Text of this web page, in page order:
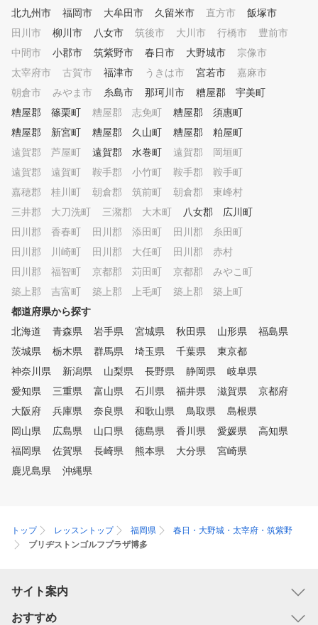
題のインドアゴルフスク
インザゴルフで快適なゴ
イフを始めてみませんか？
なたの人生がより良いも
ることをインザゴルフ一
っております。
北九州市
福岡市 大牟田市 久留米市 直方市
飯塚市
田川市
柳川市 八女市 筑後市 大川市 行橋市
豊前市
中間市
小郡市 筑紫野市 春日市 大野城市
宗像市
太宰府市
古賀市 福津市 うきは市 宮若市
嘉麻市
朝倉市
みやま市 糸島市 那珂川市
糟屋郡 宇美町
糟屋郡 篠栗町
糟屋郡 志免町
糟屋郡 須惠町
糟屋郡 新宮町
糟屋郡 久山町
糟屋郡 粕屋町
遠賀郡 芦屋町
遠賀郡 水巻町
遠賀郡 岡垣町
遠賀郡 遠賀町
鞍手郡 小竹町
鞍手郡 鞍手町
嘉穂郡 桂川町
朝倉郡 筑前町
朝倉郡 東峰村
三井郡 大刀洗町
三潴郡 大木町
八女郡 広川町
田川郡 香春町
田川郡 添田町
田川郡 糸田町
田川郡 川崎町
田川郡 大任町
田川郡 赤村
田川郡 福智町
京都郡 苅田町
京都郡 みやこ町
築上郡 吉富町
築上郡 上毛町
築上郡 築上町
都道府県から探す
北海道
青森県 岩手県 宮城県 秋田県 山形県
福島県
茨城県
栃木県 群馬県 埼玉県 千葉県
東京都
神奈川県
新潟県 山梨県 長野県 静岡県
岐阜県
愛知県
三重県 富山県 石川県 福井県 滋賀県
京都府
大阪府
兵庫県 奈良県 和歌山県 鳥取県
島根県
岡山県
広島県 山口県 徳島県 香川県 愛媛県
高知県
福岡県
佐賀県 長崎県 熊本県 大分県
宮崎県
鹿児島県
沖縄県
トップ レッスントップ 福岡県
春日・大野城・太宰府・筑紫野
ブリヂストンゴルフプラザ博多
サイト案内
おすすめ